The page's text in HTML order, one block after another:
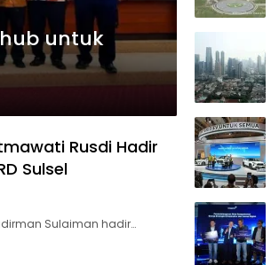
untuk
Rusdi Hadir
Sulsel
Sulaiman hadir…